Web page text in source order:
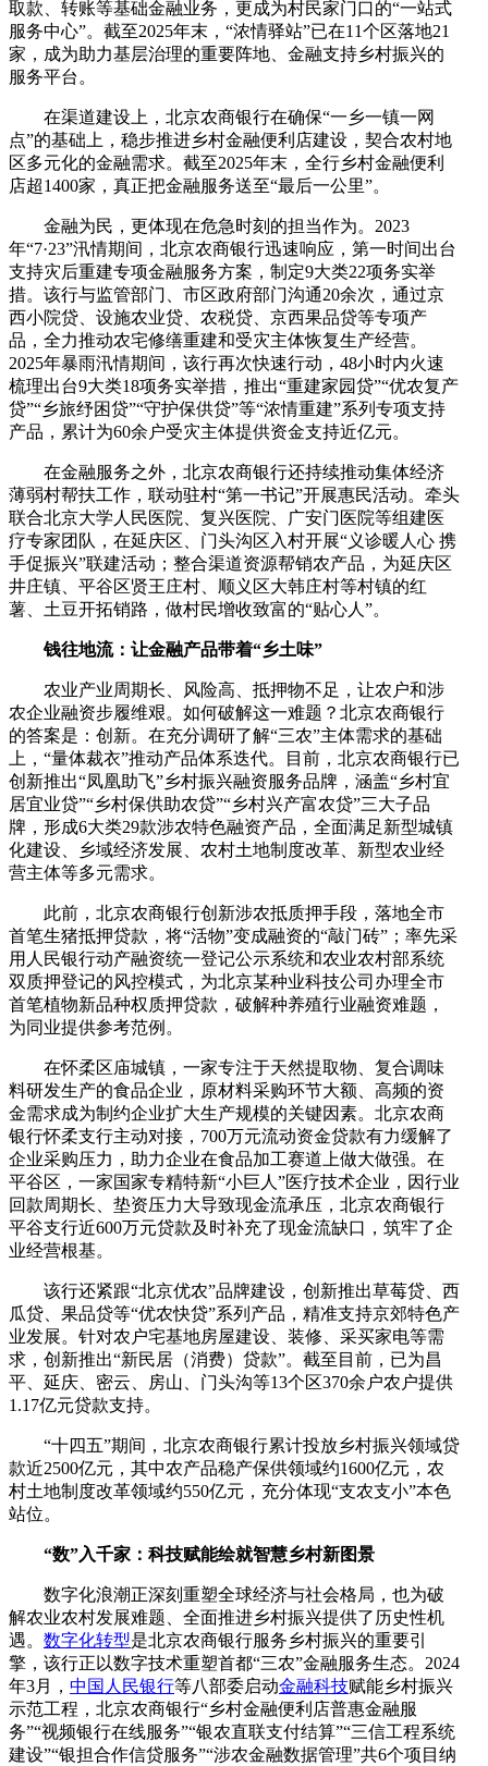
取款、转账等基础金融业务，更成为村民家门口的“一站式
服务中心”。截至2025年末，“浓情驿站”已在11个区落地21
家，成为助力基层治理的重要阵地、金融支持乡村振兴的
服务平台。
在渠道建设上，北京农商银行在确保“一乡一镇一网
点”的基础上，稳步推进乡村金融便利店建设，契合农村地
区多元化的金融需求。截至2025年末，全行乡村金融便利
店超1400家，真正把金融服务送至“最后一公里”。
金融为民，更体现在危急时刻的担当作为。2023
年“7·23”汛情期间，北京农商银行迅速响应，第一时间出台
支持灾后重建专项金融服务方案，制定9大类22项务实举
措。该行与监管部门、市区政府部门沟通20余次，通过京
西小院贷、设施农业贷、农税贷、京西果品贷等专项产
品，全力推动农宅修缮重建和受灾主体恢复生产经营。
2025年暴雨汛情期间，该行再次快速行动，48小时内火速
梳理出台9大类18项务实举措，推出“重建家园贷”“优农复产
贷”“乡旅纾困贷”“守护保供贷”等“浓情重建”系列专项支持
产品，累计为60余户受灾主体提供资金支持近亿元。
在金融服务之外，北京农商银行还持续推动集体经济
薄弱村帮扶工作，联动驻村“第一书记”开展惠民活动。牵头
联合北京大学人民医院、复兴医院、广安门医院等组建医
疗专家团队，在延庆区、门头沟区入村开展“义诊暖人心 携
手促振兴”联建活动；整合渠道资源帮销农产品，为延庆区
井庄镇、平谷区贤王庄村、顺义区大韩庄村等村镇的红
薯、土豆开拓销路，做村民增收致富的“贴心人”。
钱往地流：让金融产品带着“乡土味”
农业产业周期长、风险高、抵押物不足，让农户和涉
农企业融资步履维艰。如何破解这一难题？北京农商银行
的答案是：创新。在充分调研了解“三农”主体需求的基础
上，“量体裁衣”推动产品体系迭代。目前，北京农商银行已
创新推出“凤凰助飞”乡村振兴融资服务品牌，涵盖“乡村宜
居宜业贷”“乡村保供助农贷”“乡村兴产富农贷”三大子品
牌，形成6大类29款涉农特色融资产品，全面满足新型城镇
化建设、乡域经济发展、农村土地制度改革、新型农业经
营主体等多元需求。
此前，北京农商银行创新涉农抵质押手段，落地全市
首笔生猪抵押贷款，将“活物”变成融资的“敲门砖”；率先采
用人民银行动产融资统一登记公示系统和农业农村部系统
双质押登记的风控模式，为北京某种业科技公司办理全市
首笔植物新品种权质押贷款，破解种养殖行业融资难题，
为同业提供参考范例。
在怀柔区庙城镇，一家专注于天然提取物、复合调味
料研发生产的食品企业，原材料采购环节大额、高频的资
金需求成为制约企业扩大生产规模的关键因素。北京农商
银行怀柔支行主动对接，700万元流动资金贷款有力缓解了
企业采购压力，助力企业在食品加工赛道上做大做强。在
平谷区，一家国家专精特新“小巨人”医疗技术企业，因行业
回款周期长、垫资压力大导致现金流承压，北京农商银行
平谷支行近600万元贷款及时补充了现金流缺口，筑牢了企
业经营根基。
该行还紧跟“北京优农”品牌建设，创新推出草莓贷、西
瓜贷、果品贷等“优农快贷”系列产品，精准支持京郊特色产
业发展。针对农户宅基地房屋建设、装修、采买家电等需
求，创新推出“新民居（消费）贷款”。截至目前，已为昌
平、延庆、密云、房山、门头沟等13个区370余户农户提供
1.17亿元贷款支持。
“十四五”期间，北京农商银行累计投放乡村振兴领域贷
款近2500亿元，其中农产品稳产保供领域约1600亿元，农
村土地制度改革领域约550亿元，充分体现“支农支小”本色
站位。
“数”入千家：科技赋能绘就智慧乡村新图景
数字化浪潮正深刻重塑全球经济与社会格局，也为破
解农业农村发展难题、全面推进乡村振兴提供了历史性机
遇。 数字化转型是北京农商银行服务乡村振兴的重要引
擎，该行正以数字技术重塑首都“三农”金融服务生态。2024
年3月， 中国人民银行等八部委启动金融科技赋能乡村振兴
示范工程，北京农商银行“乡村金融便利店普惠金融服
务”“视频银行在线服务”“银农直联支付结算”“三信工程系统
建设”“银担合作信贷服务”“涉农金融数据管理”共6个项目纳